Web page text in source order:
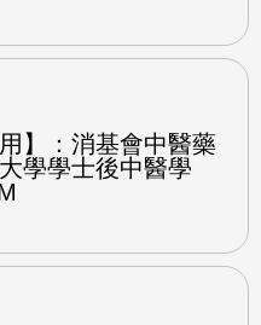
】：消基會中醫藥
學學士後中醫學